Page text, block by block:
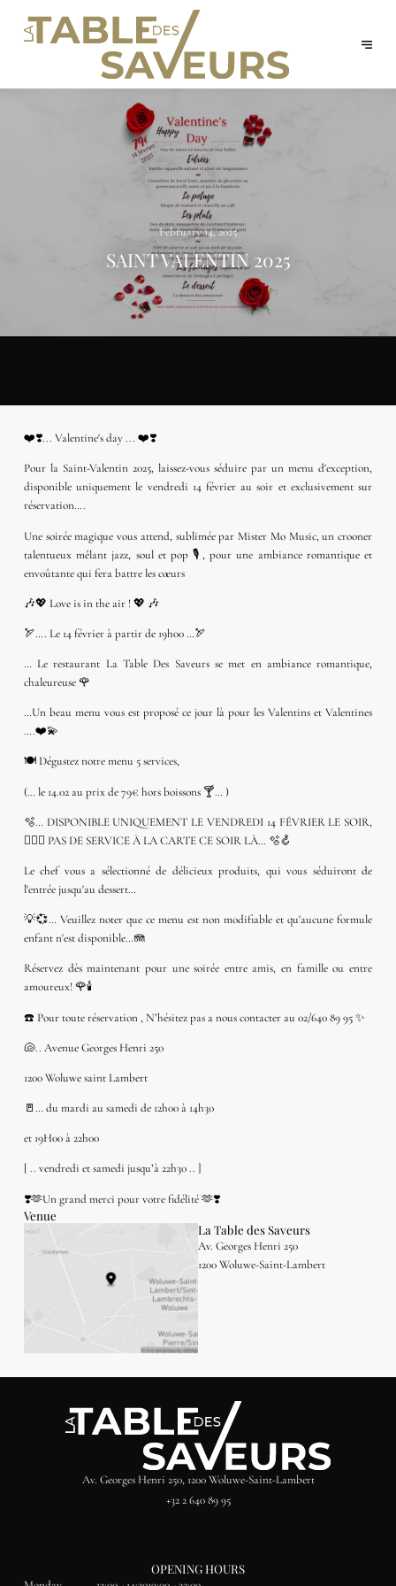
February 14, 2025
SAINT VALENTIN 2025
❤️❣️... Valentine's day ... ❤️❣️
Pour la Saint-Valentin 2025, laissez-vous séduire par un menu d'exception,
disponible uniquement le vendredi 14 février au soir et exclusivement sur
réservation….
Une soirée magique vous attend, sublimée par Mister Mo Music, un crooner
talentueux mêlant jazz, soul et pop 🎙️, pour une ambiance romantique et
envoûtante qui fera battre les cœurs
🎶💖 Love is in the air ! 💖 🎶
🏹…. Le 14 février à partir de 19h00 …🏹
… Le restaurant La Table Des Saveurs se met en ambiance romantique,
chaleureuse 🌹
…Un beau menu vous est proposé ce jour là pour les Valentins et Valentines
….❤️💫
🍽 Dégustez notre menu 5 services,
(… le 14.02 au prix de 79€ hors boissons 🍸… )
🫧… DISPONIBLE UNIQUEMENT LE VENDREDI 14 FÉVRIER LE SOIR,
🧏🏻‍♂️ PAS DE SERVICE À LA CARTE CE SOIR LÀ… 🫧🪝
Le chef vous a sélectionné de délicieux produits, qui vous séduiront de
l'entrée jusqu'au dessert…
💡💞… Veuillez noter que ce menu est non modifiable et qu'aucune formule
enfant n'est disponible…🪼
Réservez dès maintenant pour une soirée entre amis, en famille ou entre
amoureux! 🌹🕯️
☎️ Pour toute réservation , N’hésitez pas a nous contacter au 02/640 89 95 ✨
🐚.. Avenue Georges Henri 250
1200 Woluwe saint Lambert
🚪… du mardi au samedi de 12h00 à 14h30
et 19H00 à 22h00
[ .. vendredi et samedi jusqu’à 22h30 .. ]
❣️🫶Un grand merci pour votre fidélité 🫶❣️
Venue
La Table des Saveurs
Av. Georges Henri 250
1200 Woluwe-Saint-Lambert
Av. Georges Henri 250, 1200 Woluwe-Saint-Lambert
+32 2 640 89 95
OPENING HOURS